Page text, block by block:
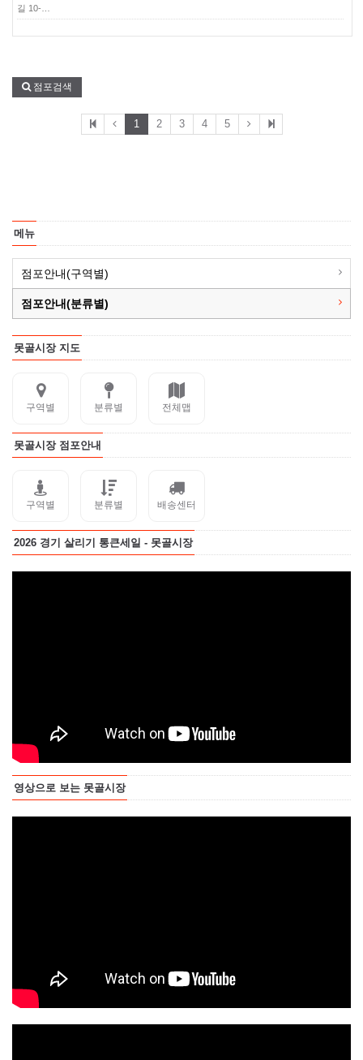
길 10-…
점포검색
1 2 3 4 5
메뉴
점포안내(구역별)
점포안내(분류별)
못골시장 지도
구역별 분류별 전체맵
못골시장 점포안내
구역별 분류별 배송센터
2026 경기 살리기 통큰세일 - 못골시장
영상으로 보는 못골시장